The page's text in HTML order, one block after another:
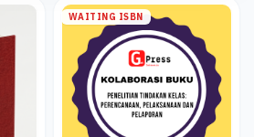
WAITING ISBN